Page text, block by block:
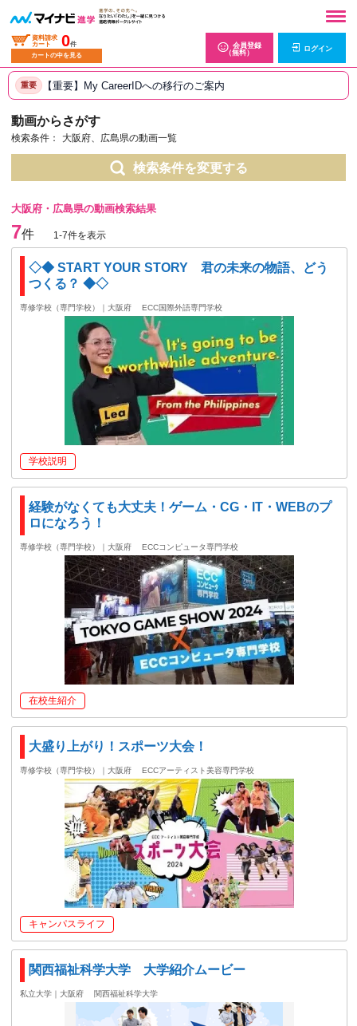
資料請求
カート
0件
カートの中を見る
会員登録
（無料）
ログイン
重要 【重要】My CareerIDへの移行のご案内
動画からさがす
検索条件： 大阪府、広島県の動画一覧
検索条件を変更する
大阪府・広島県の動画検索結果
7件 1-7件を表示
◇◆ START YOUR STORY 君の未来の物語、どう
つくる？ ◆◇
専修学校（専門学校）｜大阪府 ECC国際外語専門学校
学校説明
経験がなくても大丈夫！ゲーム・CG・IT・WEBのプ
ロになろう！
専修学校（専門学校）｜大阪府 ECCコンピュータ専門学校
在校生紹介
大盛り上がり！スポーツ大会！
専修学校（専門学校）｜大阪府 ECCアーティスト美容専門学校
キャンパスライフ
関西福祉科学大学 大学紹介ムービー
私立大学｜大阪府 関西福祉科学大学